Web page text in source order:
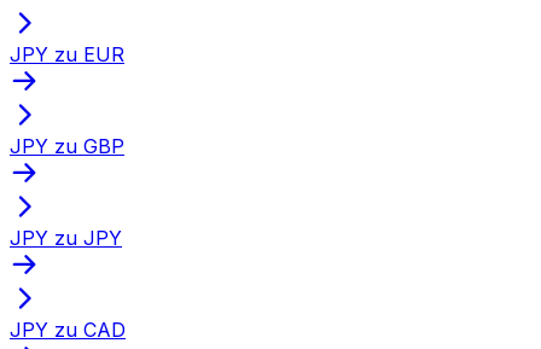
JPY zu EUR
JPY zu GBP
JPY zu JPY
JPY zu CAD